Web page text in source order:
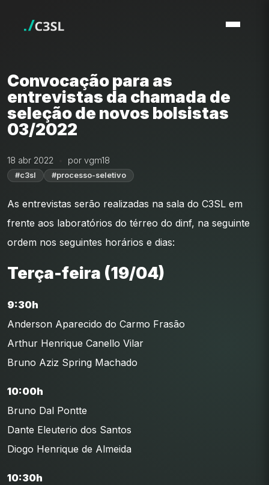
Convocação para as
entrevistas da chamada de
seleção de novos bolsistas
03/2022
18 abr 2022 por vgm18
#c3sl #processo-seletivo
As entrevistas serão realizadas na sala do C3SL em
frente aos laboratórios do térreo do dinf, na seguinte
ordem nos seguintes horários e dias:
Terça-feira (19/04)
9:30h
Anderson Aparecido do Carmo Frasão
Arthur Henrique Canello Vilar
Bruno Aziz Spring Machado
10:00h
Bruno Dal Pontte
Dante Eleuterio dos Santos
Diogo Henrique de Almeida
10:30h